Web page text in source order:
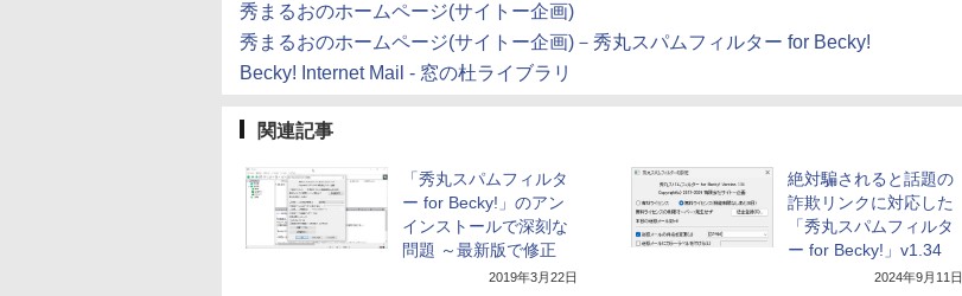
秀まるおのホームページ(サイトー企画)
秀まるおのホームページ(サイトー企画)－秀丸スパムフィルター for Becky!
Becky! Internet Mail - 窓の杜ライブラリ
関連記事
「秀丸スパムフィルタ
ー for Becky!」のアン
インストールで深刻な
問題 ～最新版で修正
2019年3月22日
絶対騙されると話題の
詐欺リンクに対応した
「秀丸スパムフィルタ
ー for Becky!」v1.34
2024年9月11日